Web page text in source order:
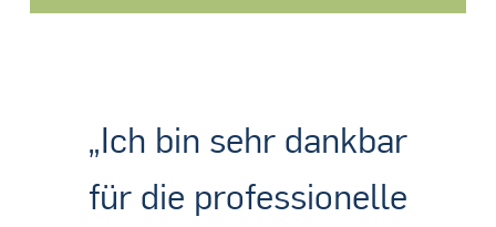
„Ich bin sehr dankbar
für die professionelle